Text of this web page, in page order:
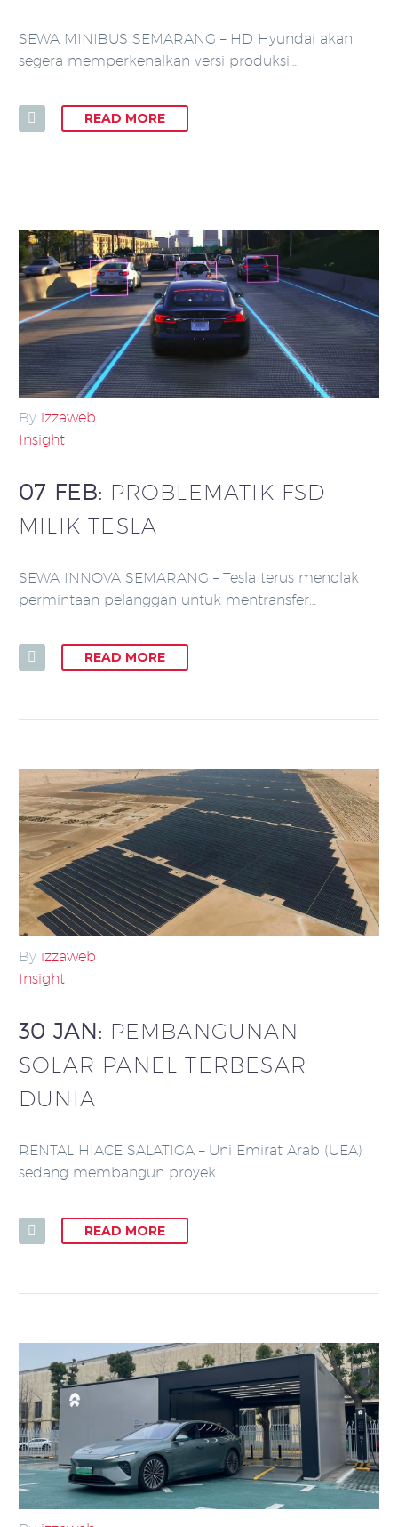
SEWA MINIBUS SEMARANG – HD Hyundai akan
segera memperkenalkan versi produksi…
READ MORE
By izzaweb
Insight
07 FEB: PROBLEMATIK FSD
MILIK TESLA
SEWA INNOVA SEMARANG – Tesla terus menolak
permintaan pelanggan untuk mentransfer…
READ MORE
By izzaweb
Insight
30 JAN: PEMBANGUNAN
SOLAR PANEL TERBESAR
DUNIA
RENTAL HIACE SALATIGA – Uni Emirat Arab (UEA)
sedang membangun proyek…
READ MORE